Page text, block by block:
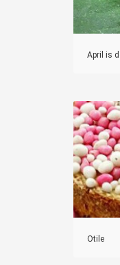
April is
Otile